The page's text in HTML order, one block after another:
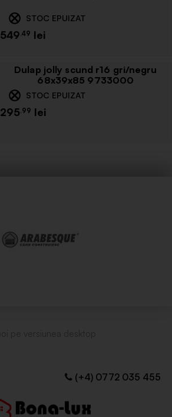
STOC EPUIZAT
549.49
Dulap jolly scund r16 gri/negru
68x39x85 9733000
STOC EPUIZAT
295 .99
(+4) 0772 035 455